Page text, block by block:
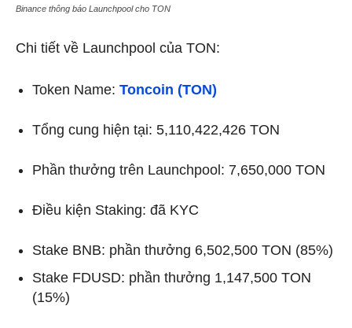
Binance thông báo Launchpool cho TON
Chi tiết về Launchpool của TON:
Token Name: Toncoin (TON)
Tổng cung hiện tại: 5,110,422,426 TON
Phần thưởng trên Launchpool: 7,650,000 TON
Điều kiện Staking: đã KYC
Stake BNB: phần thưởng 6,502,500 TON (85%)
Stake FDUSD: phần thưởng 1,147,500 TON
(15%)